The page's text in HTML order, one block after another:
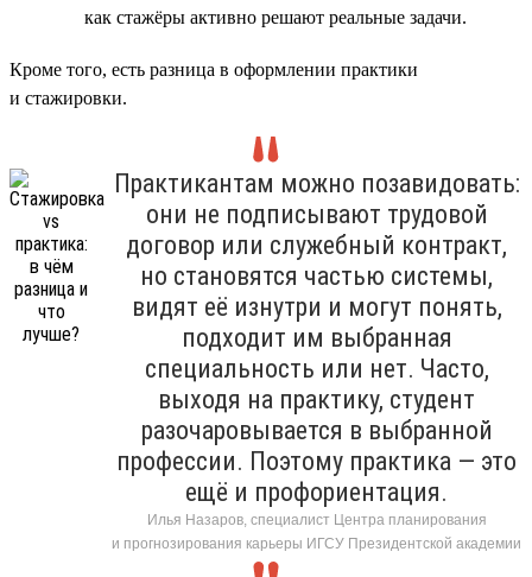
как стажёры активно решают реальные задачи.
Кроме того, есть разница в оформлении практики
и стажировки.
Практикантам можно позавидовать:
они не подписывают трудовой
договор или служебный контракт,
но становятся частью системы,
видят её изнутри и могут понять,
подходит им выбранная
специальность или нет. Часто,
выходя на практику, студент
разочаровывается в выбранной
профессии. Поэтому практика — это
ещё и профориентация.
Илья Назаров, специалист Центра планирования
и прогнозирования карьеры ИГСУ Президентской академии